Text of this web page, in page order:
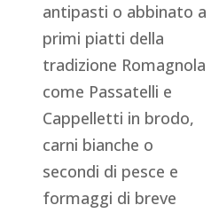
antipasti o abbinato a
primi piatti della
tradizione Romagnola
come Passatelli e
Cappelletti in brodo,
carni bianche o
secondi di pesce e
formaggi di breve